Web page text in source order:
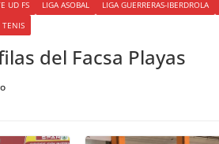
UD FS LIGA ASOBAL LIGA GUERRERAS-IBERDROLA
TENIS
del Facsa Playas